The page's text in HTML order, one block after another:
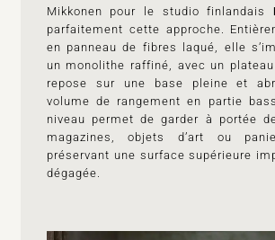
Mikkonen pour le studio finlandais
parfaitement cette approche.
en panneau de fibres laqué, elle
un monolithe raffiné, avec un
repose sur une base pleine et
volume de rangement en partie
niveau permet de garder à portée
magazines, objets d’art ou
préservant une surface supérieure
dégagée.